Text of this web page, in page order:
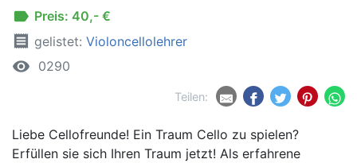
label Preis: 40,- €
receipt gelistet: Violoncellolehrer
remove_red_eye 0290
Teilen:
Liebe Cellofreunde! Ein Traum Cello zu spielen?
Erfüllen sie sich Ihren Traum jetzt! Als erfahrene